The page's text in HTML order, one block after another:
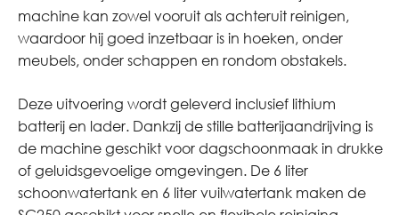
machine kan zowel vooruit als achteruit reinigen,
waardoor hij goed inzetbaar is in hoeken, onder
meubels, onder schappen en rondom obstakels.
Deze uitvoering wordt geleverd inclusief lithium
batterij en lader. Dankzij de stille batterijaandrijving is
de machine geschikt voor dagschoonmaak in drukke
of geluidsgevoelige omgevingen. De 6 liter
schoonwatertank en 6 liter vuilwatertank maken de